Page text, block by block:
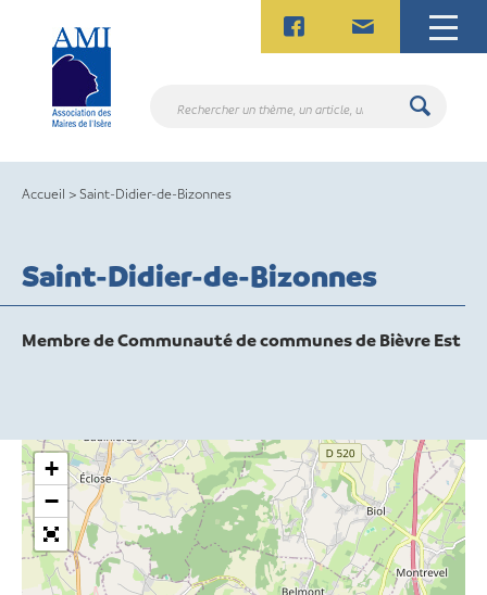
content
Rechercher
article,
Accueil >Saint-Didier-de-Bizonnes
Saint-Didier-de-Bizonnes
Membre de Communauté de communes de Bièvre Est
+
−